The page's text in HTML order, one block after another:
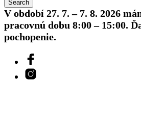
V období 27. 7. – 7. 8. 2026
pracovnú dobu 8:00 – 15:00.
pochopenie.